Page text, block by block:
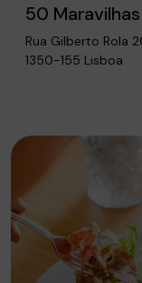
50 Maravilhas
Rua Gilberto Rola
1350-155 Lisboa